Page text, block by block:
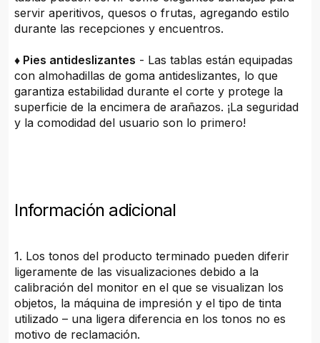
servir aperitivos, quesos o frutas, agregando estilo
durante las recepciones y encuentros.
♦ Pies antideslizantes - Las tablas están equipadas
con almohadillas de goma antideslizantes, lo que
garantiza estabilidad durante el corte y protege la
superficie de la encimera de arañazos. ¡La seguridad
y la comodidad del usuario son lo primero!
Información adicional
1. Los tonos del producto terminado pueden diferir
ligeramente de las visualizaciones debido a la
calibración del monitor en el que se visualizan los
objetos, la máquina de impresión y el tipo de tinta
utilizado – una ligera diferencia en los tonos no es
motivo de reclamación.